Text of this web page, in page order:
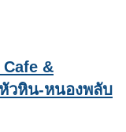
&
วหิน-หนองพลับ